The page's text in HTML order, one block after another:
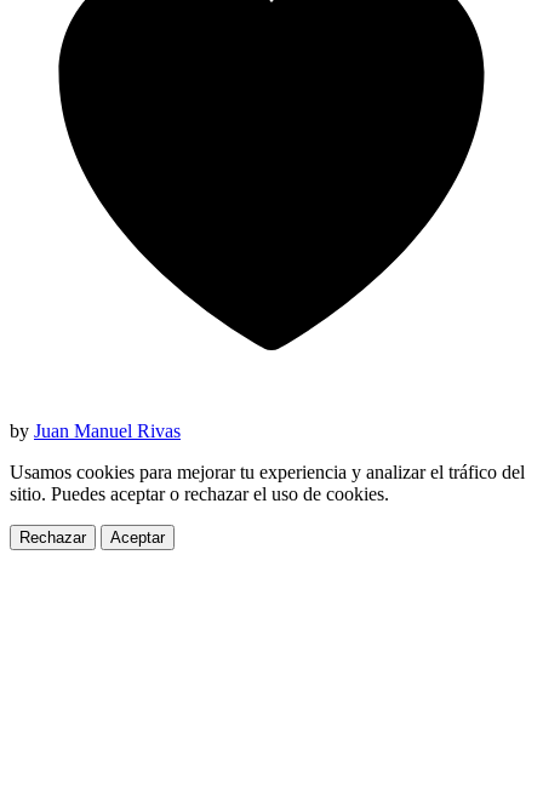
by Juan Manuel Rivas
Usamos cookies para mejorar tu experiencia y analizar el tráfico del
sitio. Puedes aceptar o rechazar el uso de cookies.
Rechazar Aceptar